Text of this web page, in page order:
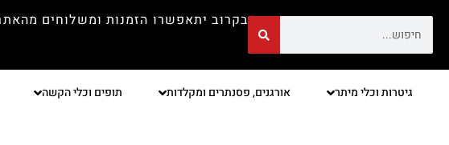
בקרוב יתאפשרו הזמנות ומשלוחים
גיטרות וכלי מיתר אורגנים, פסנתרים ומקלדות תופים וכלי הקשה